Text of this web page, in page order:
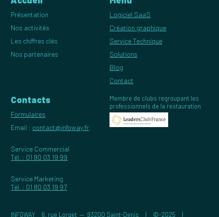
Présentation
Nos activités
Les chiffres clés
Nos partenaires
Logiciel SaaS
Création graphique
Service Technique
Solutions
Blog
Contact
Contacts
Formulaires
Email : contact@infoway.fr
Service Commercial
Tél. : 01 80 03 19 99
Service Marketing
Tél. : 01 80 03 19 97
Membre de clubs regroupant les
professionnels de la restauration
INFOWAY 6, rue Lorget — 93200 Saint-Denis | ©-2025 |